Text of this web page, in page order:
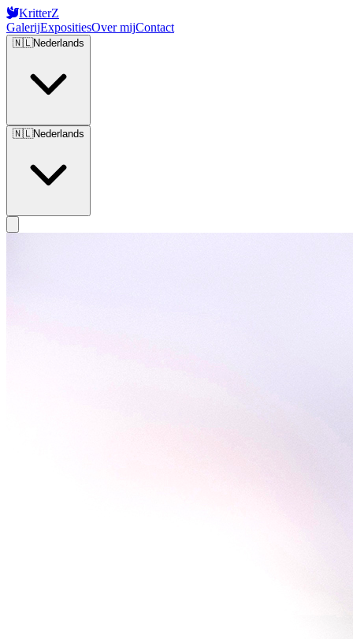
KritterZ
GalerijExpositiesOver mijContact
🇳🇱Nederlands
🇳🇱Nederlands